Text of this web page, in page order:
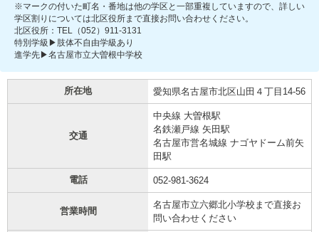
※マークの付いた町名・番地は他の学区と一部重複していますので、詳しい
学区割りについては北区役所まで直接お問い合わせください。
北区役所：TEL（052）911-3131
特別学級▶肢体不自由学級あり
進学先▶名古屋市立大曽根中学校
所在地 愛知県名古屋市北区山田４丁目14-56
交通
中央線 大曽根駅
名鉄瀬戸線 矢田駅
名古屋市営名城線 ナゴヤドーム前矢
田駅
電話 052-981-3624
営業時間
名古屋市立六郷北小学校まで直接お
問い合わせください